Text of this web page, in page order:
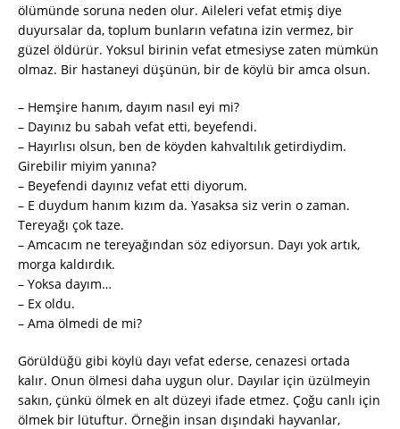
ölümünde soruna neden olur. Aileleri vefat etmiş diye
duyursalar da, toplum bunların vefatına izin vermez, bir
güzel öldürür. Yoksul birinin vefat etmesiyse zaten mümkün
olmaz. Bir hastaneyi düşünün, bir de köylü bir amca olsun.
– Hemşire hanım, dayım nasıl eyi mi?
– Dayınız bu sabah vefat etti, beyefendi.
– Hayırlısı olsun, ben de köyden kahvaltılık getirdiydim.
Girebilir miyim yanına?
– Beyefendi dayınız vefat etti diyorum.
– E duydum hanım kızım da. Yasaksa siz verin o zaman.
Tereyağı çok taze.
– Amcacım ne tereyağından söz ediyorsun. Dayı yok artık,
morga kaldırdık.
– Yoksa dayım…
– Ex oldu.
– Ama ölmedi de mi?
Görüldüğü gibi köylü dayı vefat ederse, cenazesi ortada
kalır. Onun ölmesi daha uygun olur. Dayılar için üzülmeyin
sakın, çünkü ölmek en alt düzeyi ifade etmez. Çoğu canlı için
ölmek bir lütuftur. Örneğin insan dışındaki hayvanlar,